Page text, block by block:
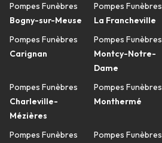
Pompes Funèbres
Bogny-sur-Meuse
Pompes Funèbres
Carignan
Pompes Funèbres
Charleville-
Mézières
Pompes Funèbres
Pompes Funèbres
La Francheville
Pompes Funèbres
Montcy-Notre-
Dame
Pompes Funèbres
Monthermé
Pompes Funèbres